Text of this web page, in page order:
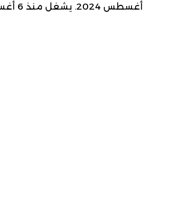
أغسطس 2024. يشغل منذ 6 أغسطس 2024 منصب وزير التكوين المهني والصناعة التقليدية والحرف.